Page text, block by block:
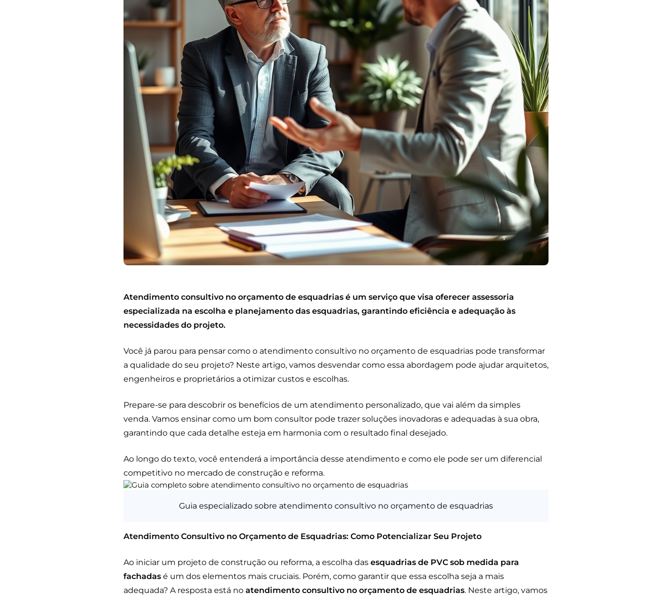
Atendimento consultivo no orçamento de esquadrias é um serviço que visa oferecer assessoria
especializada na escolha e planejamento das esquadrias, garantindo eficiência e adequação às
necessidades do projeto.
Você já parou para pensar como o atendimento consultivo no orçamento de esquadrias pode transformar
a qualidade do seu projeto? Neste artigo, vamos desvendar como essa abordagem pode ajudar arquitetos,
engenheiros e proprietários a otimizar custos e escolhas.
Prepare-se para descobrir os benefícios de um atendimento personalizado, que vai além da simples
venda. Vamos ensinar como um bom consultor pode trazer soluções inovadoras e adequadas à sua obra,
garantindo que cada detalhe esteja em harmonia com o resultado final desejado.
Ao longo do texto, você entenderá a importância desse atendimento e como ele pode ser um diferencial
competitivo no mercado de construção e reforma.
Guia especializado sobre atendimento consultivo no orçamento de esquadrias
Atendimento Consultivo no Orçamento de Esquadrias: Como Potencializar Seu Projeto
Ao iniciar um projeto de construção ou reforma, a escolha das esquadrias de PVC sob medida para
fachadas é um dos elementos mais cruciais. Porém, como garantir que essa escolha seja a mais
adequada? A resposta está no atendimento consultivo no orçamento de esquadrias. Neste artigo, vamos